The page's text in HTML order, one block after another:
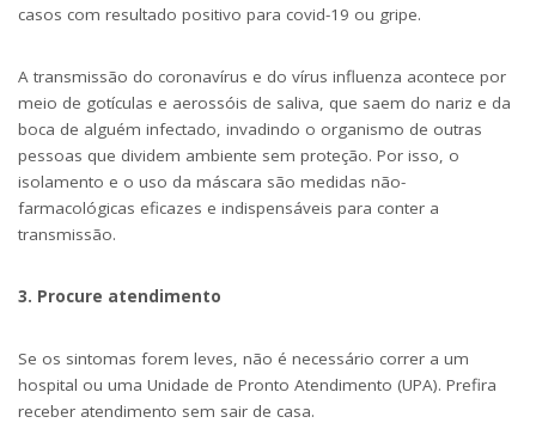
casos com resultado positivo para covid-19 ou gripe.
A transmissão do coronavírus e do vírus influenza acontece por
meio de gotículas e aerossóis de saliva, que saem do nariz e da
boca de alguém infectado, invadindo o organismo de outras
pessoas que dividem ambiente sem proteção. Por isso, o
isolamento e o uso da máscara são medidas não-
farmacológicas eficazes e indispensáveis para conter a
transmissão.
3. Procure atendimento
Se os sintomas forem leves, não é necessário correr a um
hospital ou uma Unidade de Pronto Atendimento (UPA). Prefira
receber atendimento sem sair de casa.